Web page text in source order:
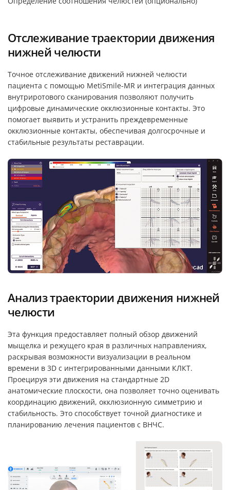
Отслеживание траектории движения
нижней челюсти
Точное отслеживание движений нижней челюсти
пациента с помощью MetiSmile-MR и интеграция данных
внутриротового сканирования позволяют получить
цифровые динамические окклюзионные контакты. Это
помогает выявить и устранить преждевременные
окклюзионные контакты, обеспечивая долгосрочные и
стабильные результаты реставрации.
Анализ траектории движения нижней
челюсти
Эта функция предоставляет полный обзор движений
мыщелка и режущего края в различных направлениях,
раскрывая возможности визуализации в реальном
времени в 3D с интегрированными данными КЛКТ.
Проецируя эти движения на стандартные 2D
анатомические плоскости, она позволяет точно оценивать
координацию движений, окклюзионную симметрию и
стабильность. Это способствует точной диагностике и
планированию лечения пациентов с ВНЧС.